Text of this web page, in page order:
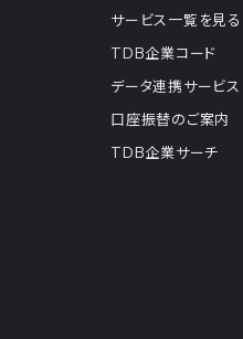
サービス一覧を見る
TDB企業コード
データ連携サービス
口座振替のご案内
TDB企業サーチ